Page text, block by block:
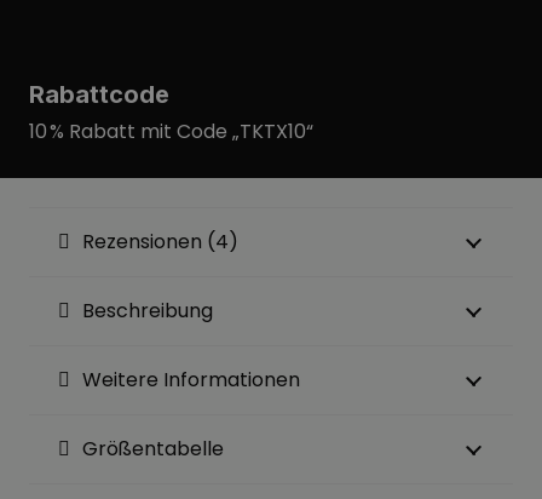
Rabattcode
10 % Rabatt mit Code „TKTX10“
Rezensionen (4)
Beschreibung
Weitere Informationen
Größentabelle